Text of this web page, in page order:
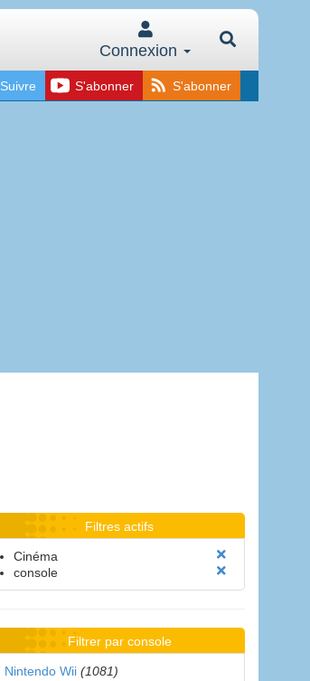
Connexion
Suivre S'abonner S'abonner
Filtres actifs
Cinéma
console
Filtrer par console
Nintendo Wii (1081)